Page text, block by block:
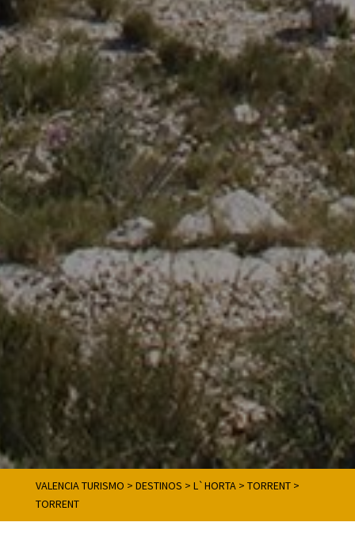
VALENCIA TURISMO > DESTINOS > L`HORTA> TORRENT>
TORRENT